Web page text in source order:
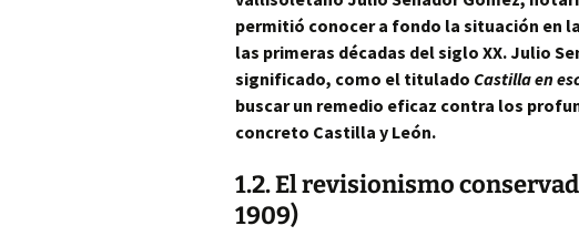
permitió conocer a fondo la situación en
las primeras décadas del siglo XX. Julio
significado, como el titulado Castilla en
buscar un remedio eficaz contra los
concreto Castilla y León.
1.2. El revisionismo
1909)